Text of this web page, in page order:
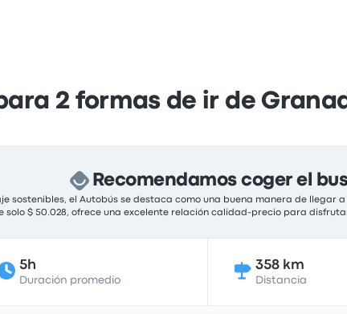
2 formas de ir de
Recomendamos coger el
sostenibles, el Autobús se destaca como una buena manera de llegar
solo $ 50.028, ofrece una excelente relación calidad-precio para
5h
Duración promedio
358 km
Distancia